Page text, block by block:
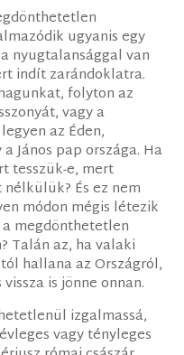
ugyanis egy
nyugtalansággal van
indít zarándoklatra.
folyton az
vagy a
az Éden,
János pap országa. Ha
tesszük-e, mert
És ez nem
módon mégis létezik
a megdönthetetlen
Talán az, ha valaki
hallana az Országról,
is jönne onnan.
izgalmassá,
vagy tényleges